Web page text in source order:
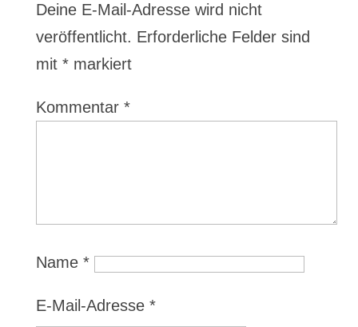
Deine E-Mail-Adresse wird nicht
veröffentlicht. Erforderliche Felder sind
mit *markiert
Kommentar *
Name *
E-Mail-Adresse *